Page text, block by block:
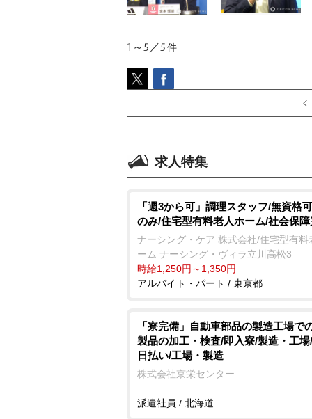
1～5／5件
求人特集
「週3から可」調理スタッフ/無資格
のみ/住宅型有料老人ホーム/社会保
ナーシング・ケア 株式会社/住宅型有料
ーム ナーシング・ヴィラ立川高松3
時給1,250円～1,350円
アルバイト・パート / 東京都
「寮完備」自動車部品の製造工場で
製品の加工・検査/即入寮/製造・工
日払い/工場・製造
株式会社京栄センター
派遣社員 / 北海道